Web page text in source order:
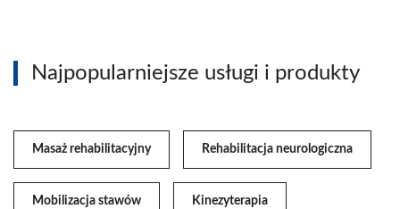
Najpopularniejsze usługi i produkty
Masaż rehabilitacyjny Rehabilitacja neurologiczna
Mobilizacja stawów Kinezyterapia